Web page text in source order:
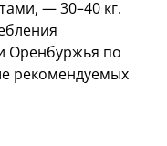
— 30–40 кг.
Оренбуржья по
рекомендуемых